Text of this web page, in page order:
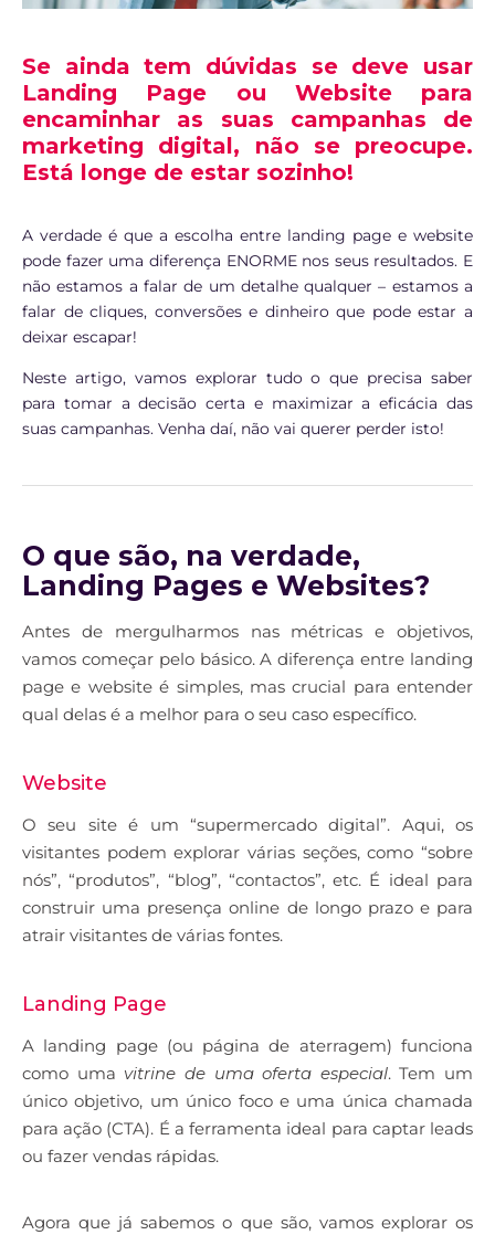
Se ainda tem dúvidas se deve usar
Landing Page ou Website para
encaminhar as suas campanhas de
marketing digital, não se preocupe.
Está longe de estar sozinho!
A verdade é que a escolha entre landing page e website
pode fazer uma diferença ENORME nos seus resultados. E
não estamos a falar de um detalhe qualquer – estamos a
falar de cliques, conversões e dinheiro que pode estar a
deixar escapar!
Neste artigo, vamos explorar tudo o que precisa saber
para tomar a decisão certa e maximizar a eficácia das
suas campanhas. Venha daí, não vai querer perder isto!
O que são, na verdade,
Landing Pages e Websites?
Antes de mergulharmos nas métricas e objetivos,
vamos começar pelo básico. A diferença entre landing
page e website é simples, mas crucial para entender
qual delas é a melhor para o seu caso específico.
Website
O seu site é um “supermercado digital”. Aqui, os
visitantes podem explorar várias seções, como “sobre
nós”, “produtos”, “blog”, “contactos”, etc. É ideal para
construir uma presença online de longo prazo e para
atrair visitantes de várias fontes.
Landing Page
A landing page (ou página de aterragem) funciona
como uma vitrine de uma oferta especial. Tem um
único objetivo, um único foco e uma única chamada
para ação (CTA). É a ferramenta ideal para captar leads
ou fazer vendas rápidas.
Agora que já sabemos o que são, vamos explorar os